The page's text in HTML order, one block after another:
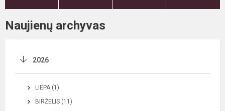
Naujienų archyvas
2026
LIEPA (1)
BIRŽELIS (11)